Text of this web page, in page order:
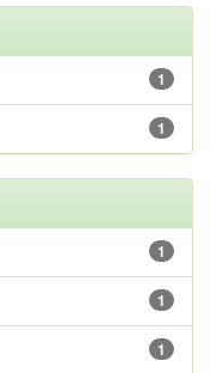
1
1
1
1
1